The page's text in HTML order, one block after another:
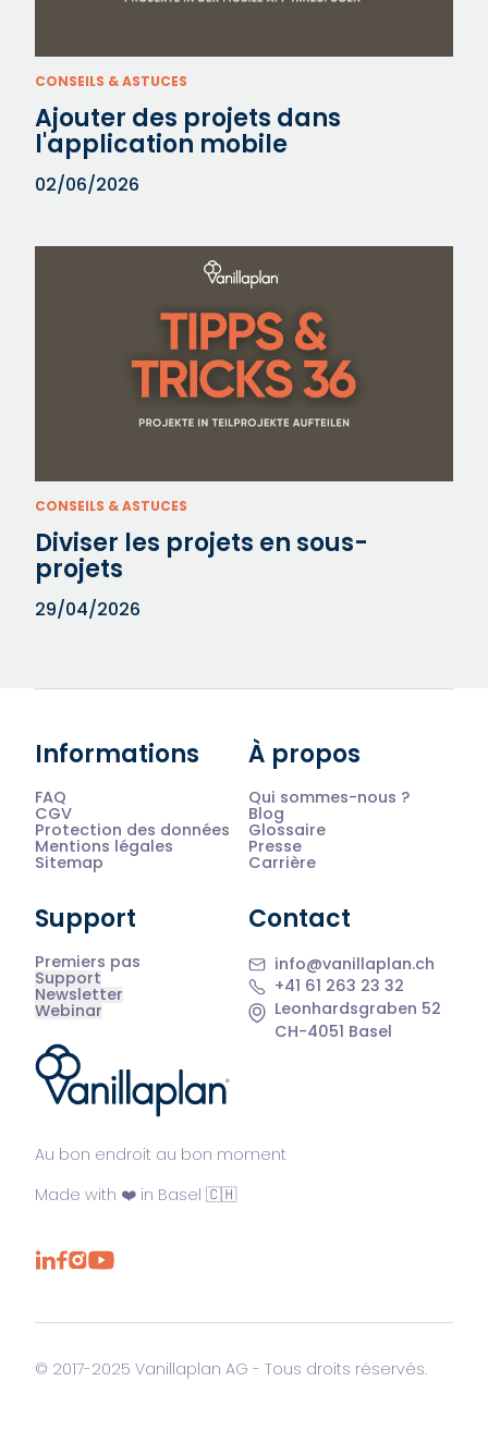
CONSEILS & ASTUCES
Ajouter des projets dans
l'application mobile
02/06/2026
CONSEILS & ASTUCES
Diviser les projets en sous-
projets
29/04/2026
®
Au bon endroit au bon moment
Made with ❤️ in Basel 🇨🇭
Informations
FAQ
CGV
Protection des données
Mentions légales
Sitemap
À propos
Qui sommes-nous ?
Blog
Glossaire
Presse
Carrière
Support
Premiers pas
Support
Newsletter
Webinar
Contact
info@vanillaplan.ch
+41 61 263 23 32
Leonhardsgraben 52
CH-4051 Basel
© 2017-2025 Vanillaplan AG - Tous droits réservés.